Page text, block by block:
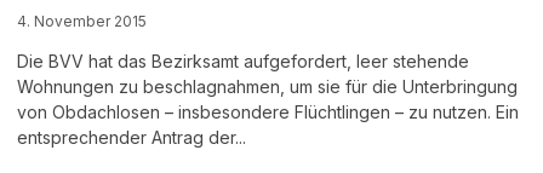
4. November 2015
Die BVV hat das Bezirksamt aufgefordert, leer stehende
Wohnungen zu beschlagnahmen, um sie für die Unterbringung
von Obdachlosen – insbesondere Flüchtlingen – zu nutzen. Ein
entsprechender Antrag der...